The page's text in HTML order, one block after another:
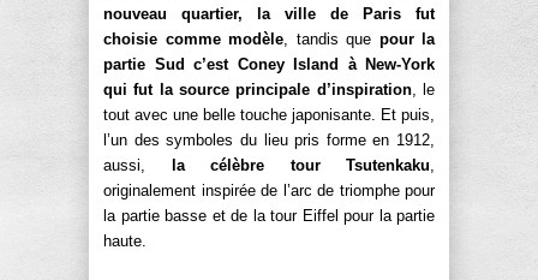
nouveau quartier, la ville de Paris fut
choisie comme modèle, tandis que pour la
partie Sud c’est Coney Island à New-York
qui fut la source principale d’inspiration, le
tout avec une belle touche japonisante. Et puis,
l’un des symboles du lieu pris forme en 1912,
aussi,
la célèbre tour Tsutenkaku,
originalement inspirée de l’arc de triomphe pour
la partie basse et de la tour Eiffel pour la partie
haute.